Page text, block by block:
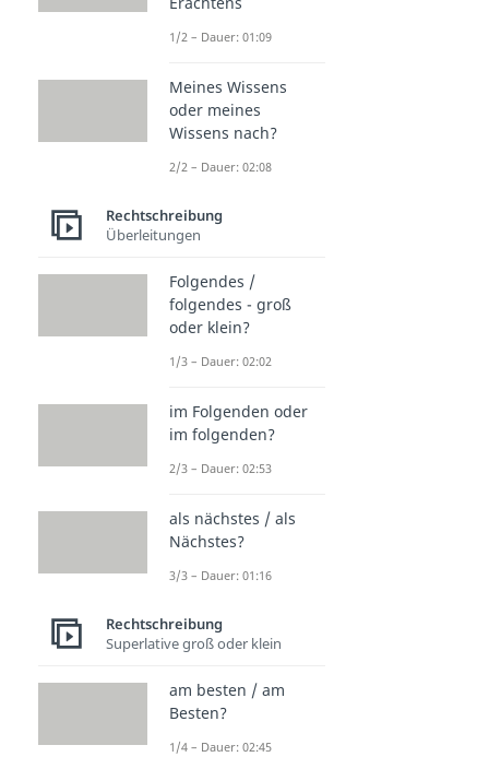
1/2 – Dauer: 01:09
Meines Wissens
oder meines
Wissens nach?
2/2 – Dauer: 02:08
Rechtschreibung
Überleitungen
Folgendes /
folgendes - groß
oder klein?
1/3 – Dauer: 02:02
im Folgenden oder
im folgenden?
2/3 – Dauer: 02:53
als nächstes / als
Nächstes?
3/3 – Dauer: 01:16
Rechtschreibung
Superlative groß oder klein
am besten / am
Besten?
1/4 – Dauer: 02:45